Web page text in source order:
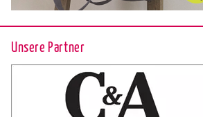
Unsere Partner